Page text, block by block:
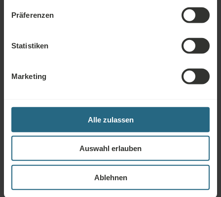
Präferenzen
Statistiken
Marketing
Alle zulassen
Auswahl erlauben
Ablehnen
Treueprogramm beitreten möchten, um weitere Rabatte und Vorteile zu
Anfragen
auf unserer Website nicht gefunden haben.
ANFRAGE SENDEN